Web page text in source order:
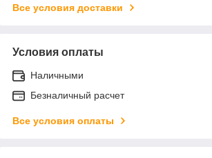
Все условия доставки
Условия оплаты
Наличными
Безналичный расчет
Все условия оплаты